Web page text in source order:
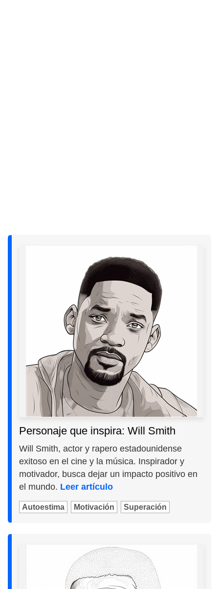
Personaje que inspira: Will Smith
Will Smith, actor y rapero estadounidense
exitoso en el cine y la música. Inspirador y
motivador, busca dejar un impacto positivo en
el mundo. Leer artículo
Autoestima Motivación Superación